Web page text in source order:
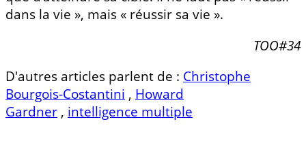
dans la vie », mais « réussir sa vie ».
TOO#34
D'autres articles parlent de : Christophe
Bourgois-Costantini , Howard
Gardner , intelligence multiple